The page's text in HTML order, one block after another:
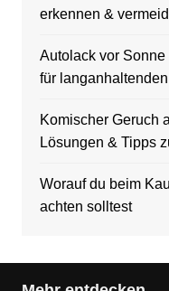
erkennen &
Autolack vor
für
Komischer Geruch
Lösungen & Tipps
Worauf du beim
achten solltest